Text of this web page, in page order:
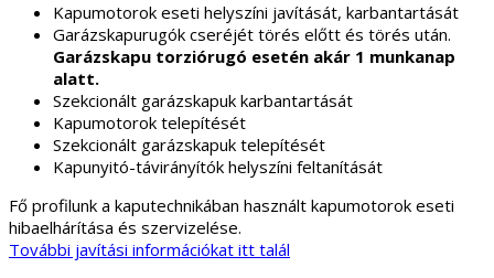
Kapumotorok eseti helyszíni javítását, karbantartását
Garázskapurugók cseréjét törés előtt és törés után.
Garázskapu torziórugó esetén akár 1 munkanap
alatt.
Szekcionált garázskapuk karbantartását
Kapumotorok telepítését
Szekcionált garázskapuk telepítését
Kapunyitó-távirányítók helyszíni feltanítását
Fő profilunk a kaputechnikában használt kapumotorok eseti
hibaelhárítása és szervizelése.
További javítási információkat itt talál